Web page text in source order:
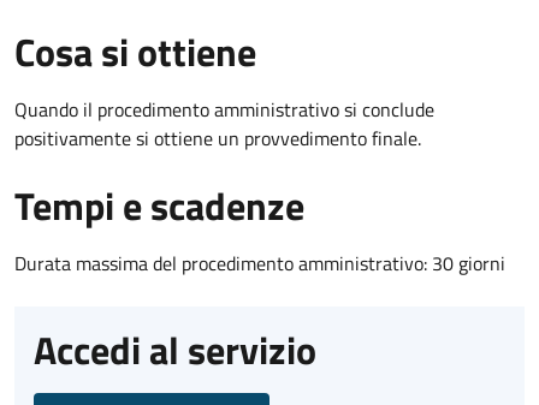
Cosa si ottiene
Quando il procedimento amministrativo si conclude
positivamente si ottiene un provvedimento finale.
Tempi e scadenze
Durata massima del procedimento amministrativo: 30 giorni
Accedi al servizio